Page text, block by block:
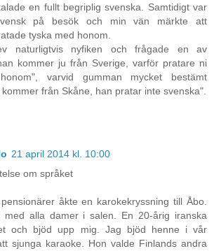
en fullt begriplig svenska. Samtidigt var
på besök och min vän märkte att
tyska med honom.
naturligtvis nyfiken och frågade en av
kommer ju från Sverige, varför pratare ni
varvid gumman mycket bestämt
från Skåne, han pratar inte svenska".
21 april 2014 kl. 10:00
om språket
åkte en karokekryssning till Åbo.
med alla damer i salen. En 20-årig iranska
och bjöd upp mig. Jag bjöd henne i vår
sjunga karaoke. Hon valde Finlands andra